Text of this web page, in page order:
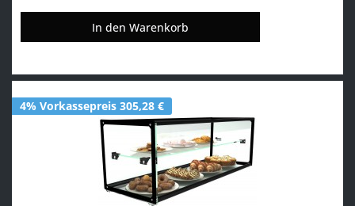
In den Warenkorb
4% Vorkassepreis 305,28 €